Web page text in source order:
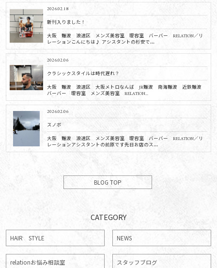
2026.02.18
新刊入りました！
大阪 難波 浪速区 メンズ美容室 理容室 バーバー RELATION／リ
レーションこんにちは♪ アシスタントの杉安で...
2026.02.06
クラシックスタイルは時代遅れ？
大阪 難波 浪速区 大阪メトロなんば JR難波 南海難波 近鉄難波
バーバー 理容室 メンズ美容室 RELATION...
2026.02.06
スノボ
大阪 難波 浪速区 メンズ美容室 理容室 バーバー RELATION／リ
レーションアシスタントの前原です先日お店のス...
BLOG TOP
CATEGORY
HAIR STYLE NEWS
relationお悩み相談室 スタッフブログ